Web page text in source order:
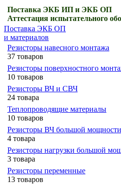
Поставка ЭКБ ИП и ЭКБ ОП
Аттестация испытательного
Поставка ЭКБ ОП
и материалов
Резисторы навесного монтажа
37 товаров
Резисторы поверхностного
10 товаров
Резисторы ВЧ и СВЧ
24 товара
Теплопроводящие материалы
10 товаров
Резисторы ВЧ большой мощности
4 товара
Резисторы нагрузки большой
3 товара
Резисторы переменные
13 товаров